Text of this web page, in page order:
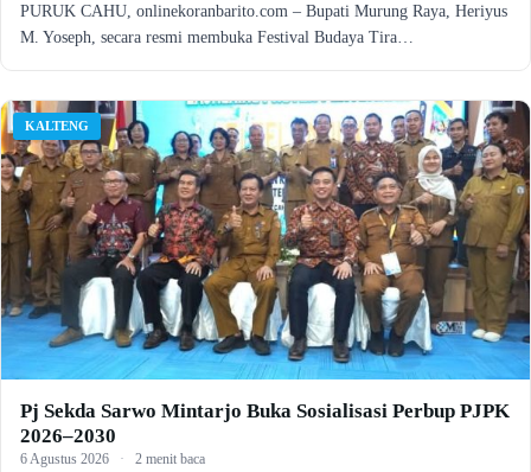
PURUK CAHU, onlinekoranbarito.com – Bupati Murung Raya, Heriyus
M. Yoseph, secara resmi membuka Festival Budaya Tira…
KALTENG
Pj Sekda Sarwo Mintarjo Buka Sosialisasi Perbup PJPK
2026–2030
6 Agustus 2026 · 2 menit baca